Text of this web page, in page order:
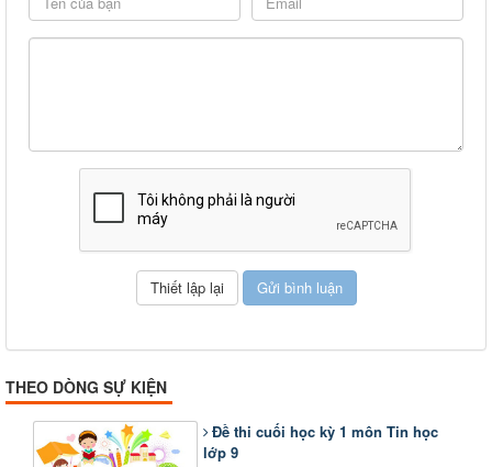
THEO DÒNG SỰ KIỆN
Đề thi cuối học kỳ 1 môn Tin học
lớp 9